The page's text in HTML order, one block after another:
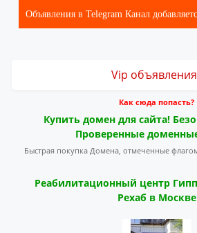
Объявления в Telegram Канал
Vip объявления
Как сюда попасть?
Купить домен для сайта!
Проверенные
Быстрая покупка Домена, отмеченные
Реабилитационный центр
Рехаб в Москве